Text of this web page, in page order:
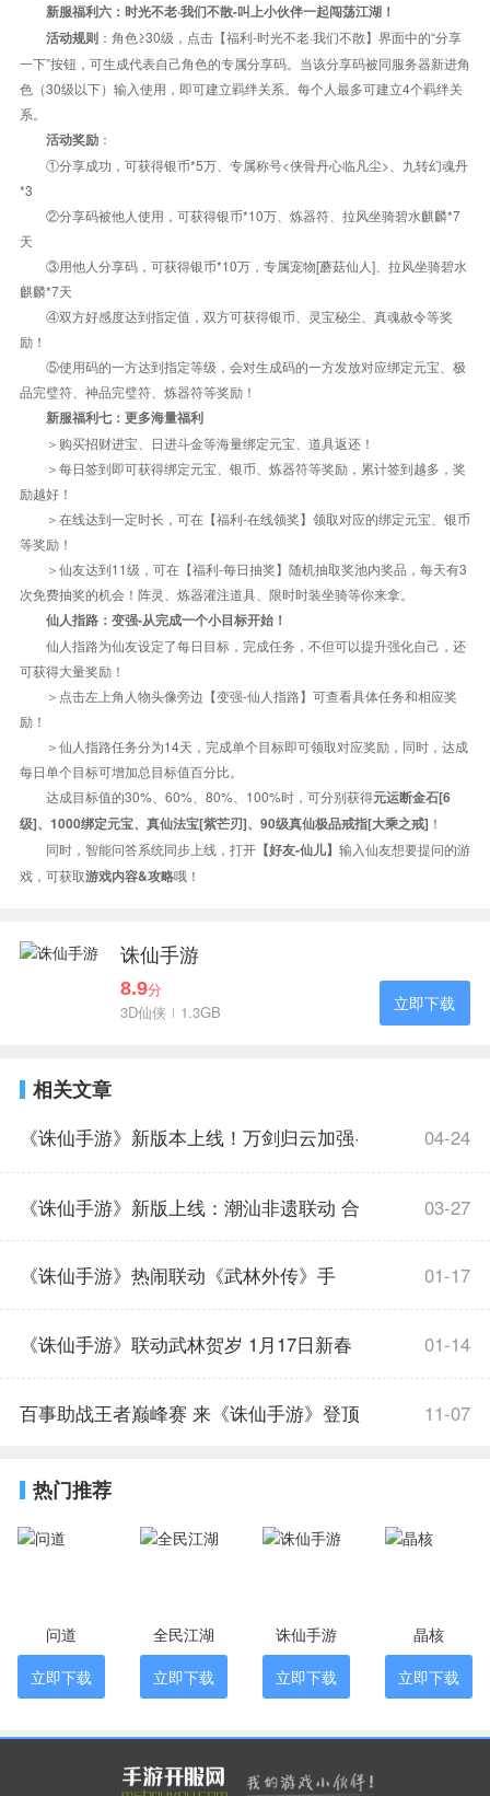
新服福利六：时光不老·我们不散-叫上小伙伴一起闯荡江湖！
活动规则：角色≥30级，点击【福利-时光不老·我们不散】界面中的“分享
一下”按钮，可生成代表自己角色的专属分享码。当该分享码被同服务器新进角
色（30级以下）输入使用，即可建立羁绊关系。每个人最多可建立4个羁绊关
系。
活动奖励：
①分享成功，可获得银币*5万、专属称号<侠骨丹心临凡尘>、九转幻魂丹
*3
②分享码被他人使用，可获得银币*10万、炼器符、拉风坐骑碧水麒麟*7
天
③用他人分享码，可获得银币*10万，专属宠物[蘑菇仙人]、拉风坐骑碧水
麒麟*7天
④双方好感度达到指定值，双方可获得银币、灵宝秘尘、真魂赦令等奖
励！
⑤使用码的一方达到指定等级，会对生成码的一方发放对应绑定元宝、极
品完璧符、神品完璧符、炼器符等奖励！
新服福利七：更多海量福利
＞购买招财进宝、日进斗金等海量绑定元宝、道具返还！
＞每日签到即可获得绑定元宝、银币、炼器符等奖励，累计签到越多，奖
励越好！
＞在线达到一定时长，可在【福利-在线领奖】领取对应的绑定元宝、银币
等奖励！
＞仙友达到11级，可在【福利-每日抽奖】随机抽取奖池内奖品，每天有3
次免费抽奖的机会！阵灵、炼器灌注道具、限时时装坐骑等你来拿。
仙人指路：变强-从完成一个小目标开始！
仙人指路为仙友设定了每日目标，完成任务，不但可以提升强化自己，还
可获得大量奖励！
＞点击左上角人物头像旁边【变强-仙人指路】可查看具体任务和相应奖
励！
＞仙人指路任务分为14天，完成单个目标即可领取对应奖励，同时，达成
每日单个目标可增加总目标值百分比。
达成目标值的30%、60%、80%、100%时，可分别获得元运断金石[6
级]、1000绑定元宝、真仙法宝[紫芒刃]、90级真仙极品戒指[大乘之戒] ！
同时，智能问答系统同步上线，打开【好友-仙儿】 输入仙友想要提问的游
戏，可获取游戏内容&攻略哦！
诛仙手游
8.9分
3D仙侠
1.3GB 立即下载
相关文章
《诛仙手游》新版本上线！万剑归云加强·
三大场景焕新
04-24
《诛仙手游》新版上线：潮汕非遗联动 合
欢全面加强
03-27
《诛仙手游》热闹联动《武林外传》手
游，上线领主角阵灵！
01-17
《诛仙手游》联动武林贺岁 1月17日新春
版本福利满满
01-14
百事助战王者巅峰赛 来《诛仙手游》登顶
仙界
11-07
热门推荐
问道
立即下载
全民江湖
立即下载
诛仙手游
立即下载
晶核
立即下载